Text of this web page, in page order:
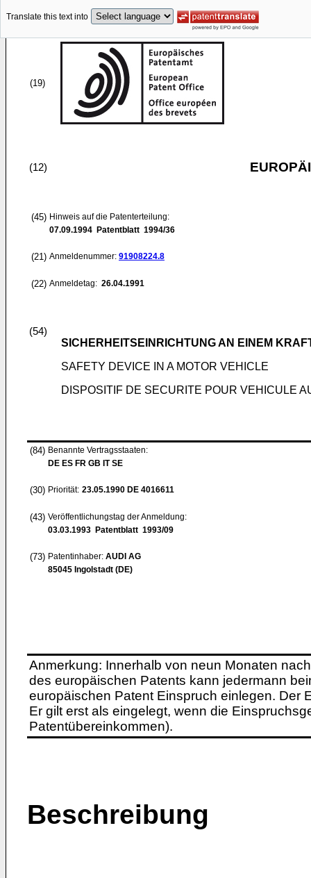
Translate this text into
(19)
(12)
(45) Hinweis auf die Patenterteilung:
07.09.1994 Patentblatt 1994/36
(21) Anmeldenummer: 91908224.8
(22) Anmeldetag: 26.04.1991
(54)
SICHERHEITSEINRICHTUNG AN EINEM
SAFETY DEVICE IN A MOTOR VEHICLE
DISPOSITIF DE SECURITE POUR VEHICULE
(84) Benannte Vertragsstaaten:
DE ES FR GB IT SE
(30) Priorität: 23.05.1990 DE 4016611
(43) Veröffentlichungstag der Anmeldung:
03.03.1993 Patentblatt 1993/09
(73) Patentinhaber: AUDI AG
85045 Ingolstadt (DE)
Anmerkung: Innerhalb von neun Monaten
des europäischen Patents kann jedermann
europäischen Patent Einspruch einlegen. Der
Er gilt erst als eingelegt, wenn die
Patentübereinkommen).
Beschreibung